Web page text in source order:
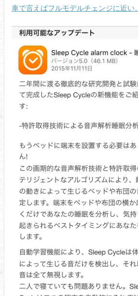
車で言えばフルモデルチェンジに近い。